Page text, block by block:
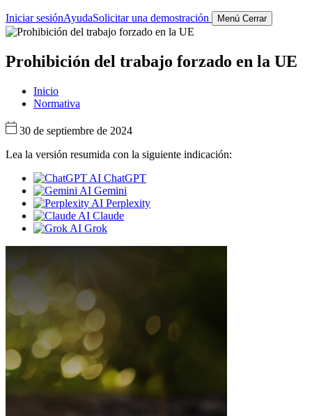
Iniciar sesiónAyudaSolicitar una demostración Menú Cerrar
Prohibición del trabajo forzado en la UE
Inicio
Normativa
30 de septiembre de 2024
Lea la versión resumida con la siguiente indicación:
ChatGPT
Gemini
Perplexity
Claude
Grok